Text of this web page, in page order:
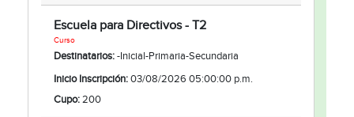
Escuela para Directivos - T2
Curso
Destinatarios: -Inicial-Primaria-Secundaria
Inicio Inscripción: 03/08/2026 05:00:00 p.m.
Cupo: 200